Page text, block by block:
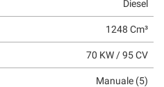
Diesel
1248 Cm³
70 KW / 95 CV
Manuale (5)